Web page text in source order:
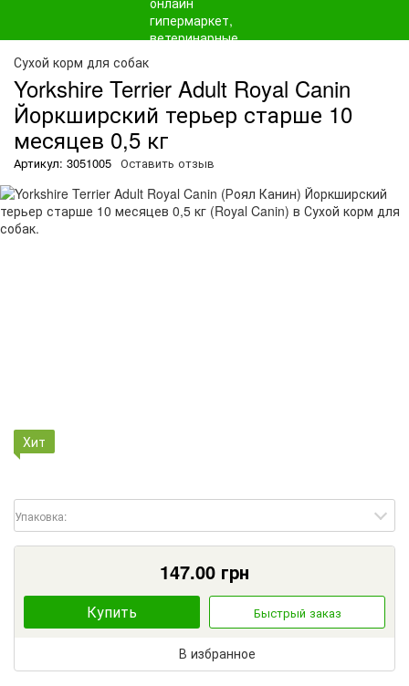
Сухой корм для собак
Yorkshire Terrier Adult Royal Canin
Йоркширский терьер старше 10
месяцев 0,5 кг
Артикул: 3051005 Оставить отзыв
Хит
Упаковка:
147.00 грн
Купить Быстрый заказ
В избранное